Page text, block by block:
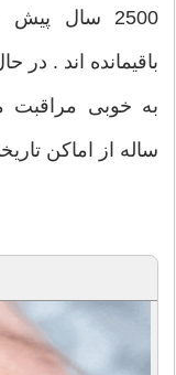
2500 سال
باقیمانده اند . در
به خوبی مراقبت
ساله از اماکن